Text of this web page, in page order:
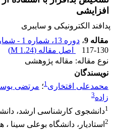
افزایشی
پدافند الکترونیکی و سایبری
مقاله 9
، دوره 13، شماره 1 - شماره پیاپی 49
117-130
اصل مقاله (1.24 M
)
نوع مقاله: مقاله پژوهشی
نویسندگان
محمدعلی افتخاری1؛ مرتضی
زاده3
1دانشجوی کارشناسی ارشد،
2 استادیار، دانشگاه بوعلی سینا ،